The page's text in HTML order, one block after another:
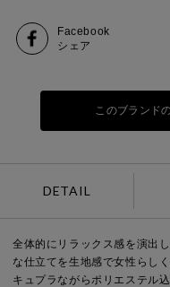
Facebook
シェア
このブランド
DETAIL
全体的にリラックス感を演出
な仕立てを生地感で女性らし
キュプラながらポリエステル